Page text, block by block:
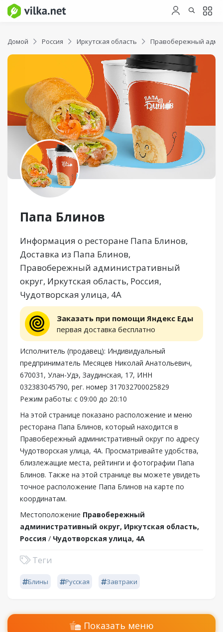
Домой Россия Иркутская область Правобережный
Папа Блинов
Информация о ресторане Папа Блинов,
Доставка из Папа Блинов,
Правобережный административный
округ, Иркутская область, Россия,
Чудотворская улица, 4А
Заказать при помощи Яндекс Еды
первая доставка бесплатно
Исполнитель (продавец): Индивидуальный
предприниматель Месяцев Николай Анатольевич,
670031, Улан-Удэ, Заудинская, 17, ИНН
032383045790, рег. номер 317032700025829
Режим работы: с 09:00 до 20:10
На этой странице показано расположение и меню
ресторана Папа Блинов, который находится в
Правобережный административный округ по адресу
Чудотворская улица, 4А. Просматривайте удобства,
близлежащие места, рейтинги и фотографии Папа
Блинов. Также на этой странице вы можете увидеть
точное расположение Папа Блинов на карте по
координатам.
Местоположение Правобережный
административный округ, Иркутская область,
Россия / Чудотворская улица, 4А
Теги
Блины Русская Завтраки
Показать меню